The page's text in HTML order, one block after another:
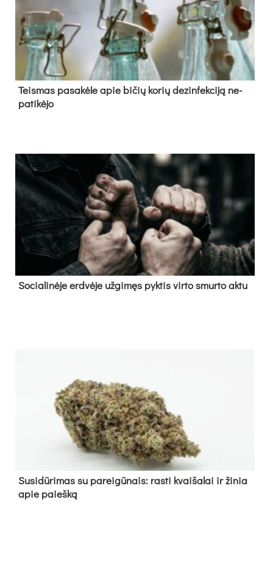
Teis­mas pa­sa­kė­le apie bi­čių ko­rių de­zin­fek­ci­ją ne­
pa­ti­kė­jo
So­cia­li­nė­je erd­vė­je už­gi­męs pyk­tis vir­to smur­to ak­tu
Su­si­dū­ri­mas su pa­rei­gū­nais: ras­ti kvai­ša­lai ir ži­nia
apie paieš­ką